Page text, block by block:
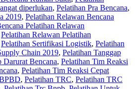
diperlukan, Pelatihan Pra Bencana,
2019, Pelatihan Relawan Bencana
Pelatihan Relawan
Pelatihan Relawan Pelatihan
Pelatihan Sertifikasi Logistik, Pelatihan
Chain 2019, Pelatihan Tanggap
Darurat Bencana, Pelatihan Tim Reaksi
, Pelatihan Tim Reaksi Cepat
, Pelatihan TRC, Pelatihan TRC